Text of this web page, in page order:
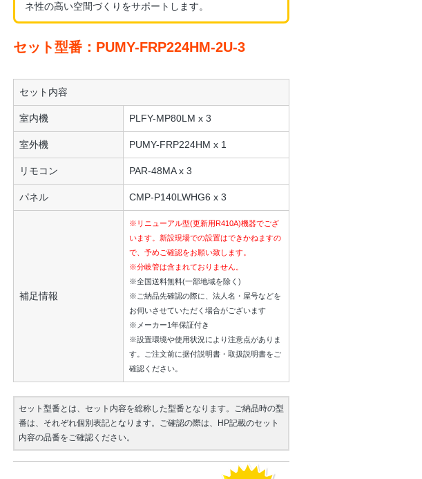
ネ性の高い空間づくりをサポートします。
セット型番：PUMY-FRP224HM-2U-3
セット内容
室内機 PLFY-MP80LM x 3
室外機 PUMY-FRP224HM x 1
リモコン PAR-48MA x 3
パネル CMP-P140LWHG6 x 3
補足情報
※リニューアル型(更新用R410A)機器でござ
います。新設現場での設置はできかねますの
で、予めご確認をお願い致します。
※分岐管は含まれておりません。
※全国送料無料(一部地域を除く)
※ご納品先確認の際に、法人名・屋号などを
お伺いさせていただく場合がございます
※メーカー1年保証付き
※設置環境や使用状況により注意点がありま
す。ご注文前に据付説明書・取扱説明書をご
確認ください。
セット型番とは、セット内容を総称した型番となります。ご納品時の型
番は、それぞれ個別表記となります。ご確認の際は、HP記載のセット
内容の品番をご確認ください。